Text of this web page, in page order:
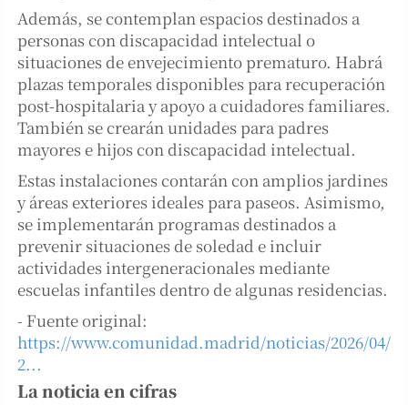
Además, se contemplan espacios destinados a
personas con discapacidad intelectual o
situaciones de envejecimiento prematuro. Habrá
plazas temporales disponibles para recuperación
post-hospitalaria y apoyo a cuidadores familiares.
También se crearán unidades para padres
mayores e hijos con discapacidad intelectual.
Estas instalaciones contarán con amplios jardines
y áreas exteriores ideales para paseos. Asimismo,
se implementarán programas destinados a
prevenir situaciones de soledad e incluir
actividades intergeneracionales mediante
escuelas infantiles dentro de algunas residencias.
- Fuente original:
https://www.comunidad.madrid/noticias/2026/04/
2...
La noticia en cifras